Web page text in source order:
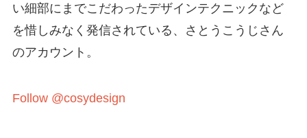
い細部にまでこだわったデザインテクニックなど
を惜しみなく発信されている、さとうこうじさん
のアカウント。
Follow @cosydesign